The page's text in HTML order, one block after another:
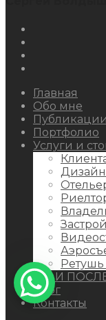
Главная
Обо мне
Публикации
Портфолио
Услуги и
Ретушь
ДО И
Блог
Контакты